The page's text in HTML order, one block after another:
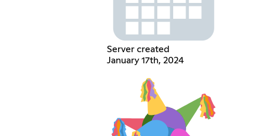
Server created
January 17th, 2024